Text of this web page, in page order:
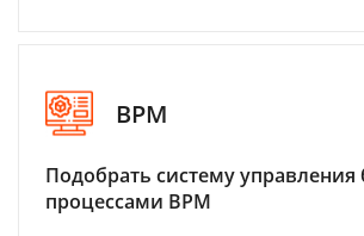
BPM
Подобрать систему управления
процессами BPM